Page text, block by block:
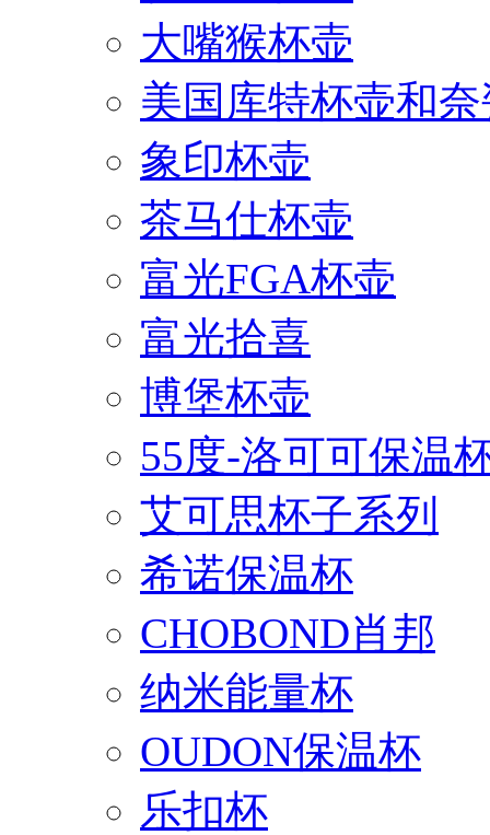
大嘴猴杯壶
美国库特杯壶和
象印杯壶
茶马仕杯壶
富光FGA杯壶
富光拾喜
博堡杯壶
55度-洛可可保温
艾可思杯子系列
希诺保温杯
CHOBOND肖邦
纳米能量杯
OUDON保温杯
乐扣杯